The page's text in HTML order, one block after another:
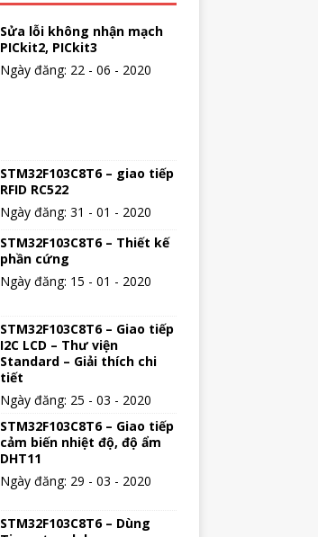
Sửa lỗi không nhận mạch
PICkit2, PICkit3
Ngày đăng: 22 - 06 - 2020
STM32F103C8T6 – giao tiếp
RFID RC522
Ngày đăng: 31 - 01 - 2020
STM32F103C8T6 – Thiết kế
phần cứng
Ngày đăng: 15 - 01 - 2020
STM32F103C8T6 – Giao tiếp
I2C LCD – Thư viện
Standard – Giải thích chi
tiết
Ngày đăng: 25 - 03 - 2020
STM32F103C8T6 – Giao tiếp
cảm biến nhiệt độ, độ ẩm
DHT11
Ngày đăng: 29 - 03 - 2020
STM32F103C8T6 – Dùng